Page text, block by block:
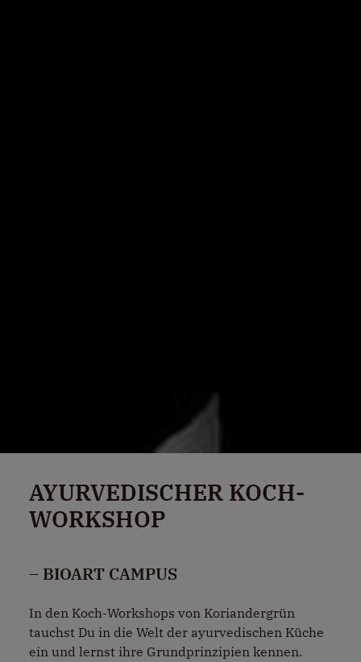
AYURVEDISCHER KOCH-
WORKSHOP
– BIOART CAMPUS
In den Koch-Workshops von Koriandergrün
tauchst Du in die Welt der ayurvedischen Küche
ein und lernst ihre Grundprinzipien kennen.